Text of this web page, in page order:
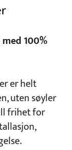
100%
er helt
uten søyler
frihet for